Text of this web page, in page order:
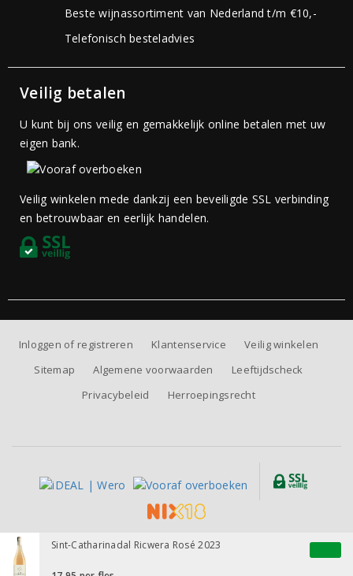
Sint-Catharinadal Ricwera Rosé 2023
Beste wijnassortiment van Nederland t/m €10,-
Telefonisch besteladvies
Veilig betalen
U kunt bij ons veilig en gemakkelijk online betalen met uw
eigen bank.
Veilig winkelen mede dankzij een beveiligde SSL verbinding
en betrouwbaar en eerlijk handelen.
Inloggen of registreren Klantenservice
Veilig winkelen
Sitemap
Algemene voorwaarden
Leeftijdscheck
Privacybeleid
Herroepingsrecht
Alle prijzen zijn inclusief BTW, exclusief eventuele verzendkosten.